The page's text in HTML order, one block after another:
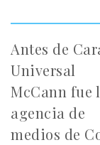
Antes de
Universal
McCann fue
agencia de
medios de